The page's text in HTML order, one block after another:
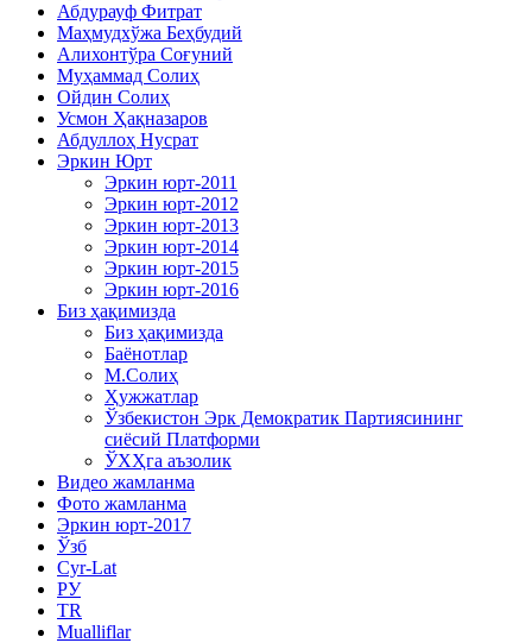
Абдурауф Фитрат
Маҳмудхўжа Беҳбудий
Алихонтўра Соғуний
Муҳаммад Солиҳ
Ойдин Солиҳ
Усмон Ҳақназаров
Абдуллоҳ Нусрат
Эркин Юрт
Эркин юрт-2011
Эркин юрт-2012
Эркин юрт-2013
Эркин юрт-2014
Эркин юрт-2015
Эркин юрт-2016
Биз ҳақимизда
Биз ҳақимизда
Баёнотлар
М.Солиҳ
Ҳужжатлар
Ўзбекистон Эрк Демократик Партиясининг
сиёсий Платформи
ЎХҲга аъзолик
Видео жамланма
Фото жамланма
Эркин юрт-2017
Ўзб
Cyr-Lat
РУ
TR
Mualliflar